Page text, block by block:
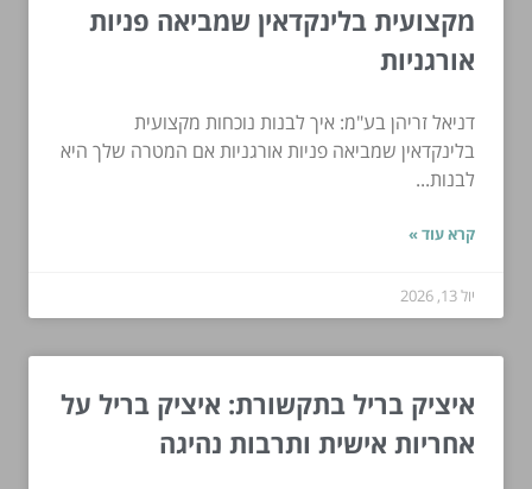
מקצועית בלינקדאין שמביאה פניות
אורגניות
דניאל זריהן בע"מ: איך לבנות נוכחות מקצועית
בלינקדאין שמביאה פניות אורגניות אם המטרה שלך היא
לבנות...
קרא עוד »
יול 13, 2026
איציק בריל בתקשורת: איציק בריל על
אחריות אישית ותרבות נהיגה